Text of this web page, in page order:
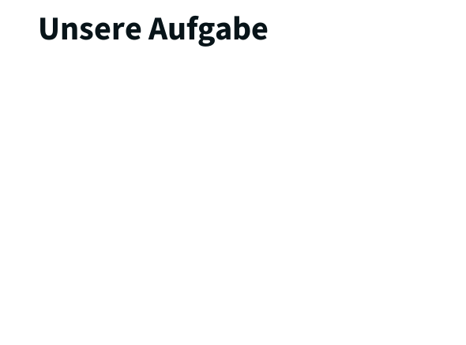
Unsere Aufgabe